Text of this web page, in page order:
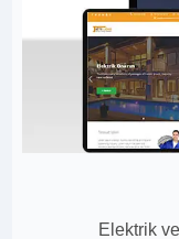
Elektrik